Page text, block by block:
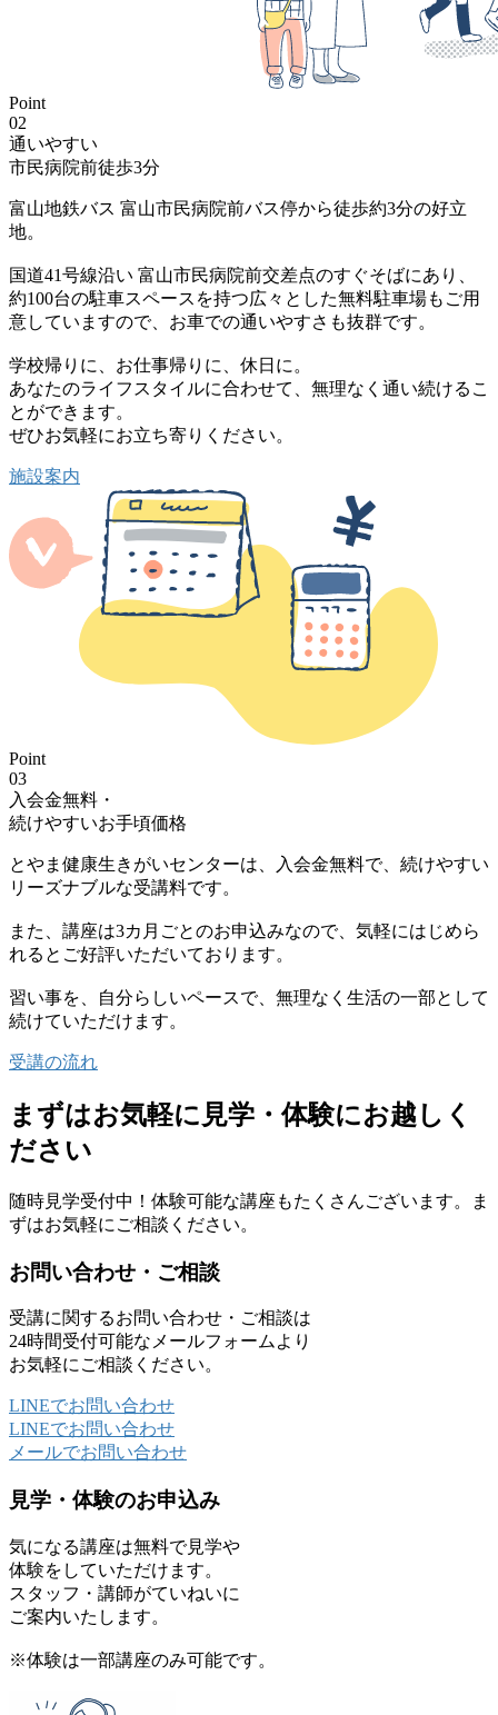
Point
02
通いやすい
市民病院前徒歩3分
富山地鉄バス 富山市民病院前バス停から徒歩約3分の好立
地。
国道41号線沿い 富山市民病院前交差点のすぐそばにあり、
約100台の駐車スペースを持つ広々とした無料駐車場もご用
意していますので、お車での通いやすさも抜群です。
学校帰りに、お仕事帰りに、休日に。
あなたのライフスタイルに合わせて、無理なく通い続けるこ
とができます。
ぜひお気軽にお立ち寄りください。
施設案内
Point
03
入会金無料・
続けやすいお手頃価格
とやま健康生きがいセンターは、
入会金無料で、続けやすい
リーズナブルな受講料です。
また、 講座は3カ月ごとのお申込みなので、気軽にはじめら
れる とご好評いただいております。
習い事を、自分らしいペースで、無理なく生活の一部として
続けていただけます。
受講の流れ
まずはお気軽に 見学・体験にお越しく
ださい
随時見学受付中！ 体験可能な講座もたくさんございます。
ま
ずはお気軽にご相談ください。
お問い合わせ・ご相談
受講に関するお問い合わせ・ご相談は
24時間受付可能なメールフォームより
お気軽にご相談ください。
LINEでお問い合わせ
LINEでお問い合わせ
メールでお問い合わせ
見学・体験のお申込み
気になる講座は無料で見学や
体験をしていただけます。
スタッフ・講師がていねいに
ご案内いたします。
※体験は一部講座のみ可能です。